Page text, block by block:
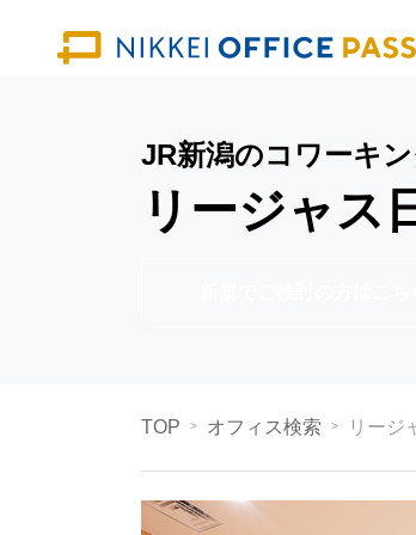
JR新潟のコワーキ
リージャス
TOP オフィス検索 リージ